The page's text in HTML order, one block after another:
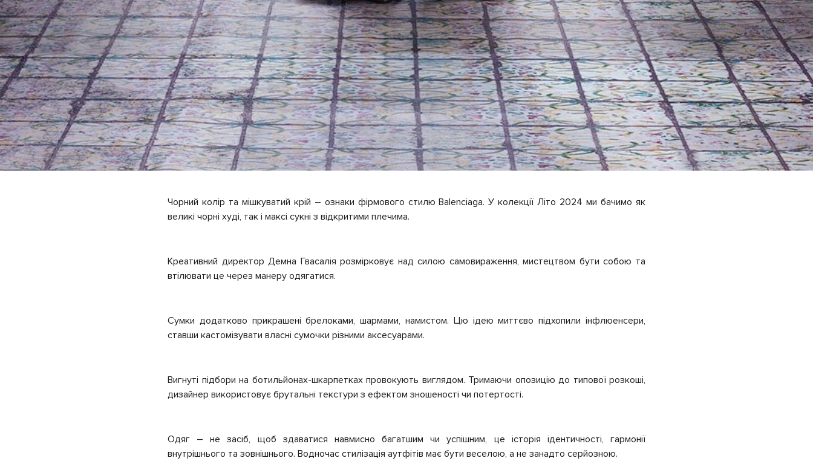
Чорний колір та мішкуватий крій – ознаки фірмового стилю Balenciaga. У колекції Літо 2024 ми бачимо як
великі чорні худі, так і максі сукні з відкритими плечима.
Креативний директор Демна Гвасалія розмірковує над силою самовираження, мистецтвом бути собою та
втілювати це через манеру одягатися.
Сумки додатково прикрашені брелоками, шармами, намистом. Цю ідею миттєво підхопили інфлюенсери,
ставши кастомізувати власні сумочки різними аксесуарами.
Вигнуті підбори на ботильйонах-шкарпетках провокують виглядом. Тримаючи опозицію до типової розкоші,
дизайнер використовує брутальні текстури з ефектом зношеності чи потертості.
Одяг – не засіб, щоб здаватися навмисно багатшим чи успішним, це історія ідентичності, гармонії
внутрішнього та зовнішнього. Водночас стилізація аутфітів має бути веселою, а не занадто серйозною.